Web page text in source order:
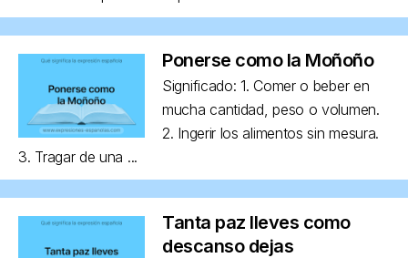
Ponerse como la Moñoño
Significado: 1. Comer o beber en
mucha cantidad, peso o volumen.
2. Ingerir los alimentos sin mesura.
3. Tragar de una ...
Tanta paz lleves como
descanso dejas